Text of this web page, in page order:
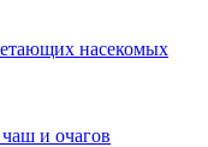
насекомых
и очагов